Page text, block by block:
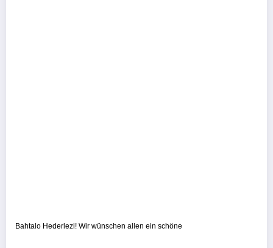
Bahtalo Hederlezi! Wir wünschen allen ein schöne